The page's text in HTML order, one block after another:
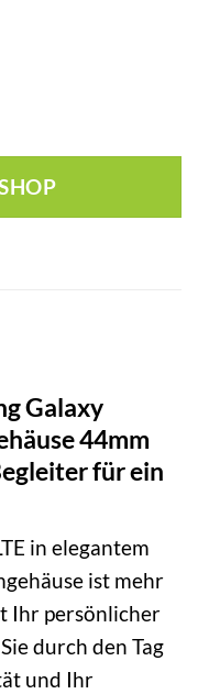
Galaxy
44mm
für ein
in elegantem
ist mehr
Ihr persönlicher
durch den Tag
und Ihr